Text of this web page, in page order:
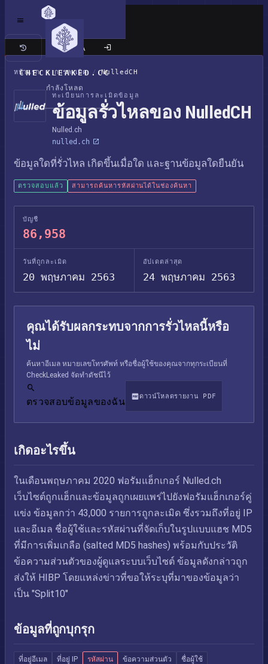
CHECKLEAKED.CC
กำลังโหลด
เว็บไซต์แบบคลาสสิก
หน้าแรก / การละเมิด / NulledCH
ทะเบียนการละเมิดข้อมูล
ข้อมูลรั่วไหลของ NulledCH
Nulled.ch
nulled.ch
ข้อมูลใดที่รั่วไหล เกิดขึ้นเมื่อใด และฐานข้อมูลใดยืนยัน
ตรวจสอบแล้ว สามารถค้นหารหัสผ่านได้ในช่องค้นหา
บัญชี
86,958
วันที่ถูกละเมิด
20 พฤษภาคม 2563
อัปเดตล่าสุด
24 พฤษภาคม 2563
คุณได้รับผลกระทบจากการรั่วไหลนี้หรือ
ไม่
ค้นหาอีเมล หมายเลขโทรศัพท์ หรือชื่อผู้ใช้ของคุณจากทุกระเบียนที่
CheckLeaked จัดทำดัชนีไว้
ตรวจสอบข้อมูลของฉัน ดาวน์โหลดรายงาน PDF
เกิดอะไรขึ้น
ในเดือนพฤษภาคม 2020 ฟอรัมแฮ็กเกอร์ Nulled.ch
เว็บไซต์ถูกแฮ็กและข้อมูลถูกเผยแพร่ไปยังฟอรัมแฮ็กเกอร์คู่
แข่ง ข้อมูลกว่า 43,000 รายการถูกละเมิด ซึ่งรวมถึงที่อยู่ IP
และอีเมล ชื่อผู้ใช้และรหัสผ่านที่จัดเก็บในรูปแบบแฮช MD5
ที่มีการเพิ่มเกลือ (salted MD5 hashes) พร้อมกับประวัติ
ข้อความส่วนตัวของผู้ดูแลระบบเว็บไซต์ ข้อมูลดังกล่าวถูก
ส่งให้ HIBP โดยแหล่งข่าวที่ขอให้ระบุที่มาของข้อมูลว่า
เป็น "Split10"
ข้อมูลที่ถูกบุกรุก
ที่อยู่อีเมล ที่อยู่ IP รหัสผ่าน ข้อความส่วนตัว ชื่อผู้ใช้